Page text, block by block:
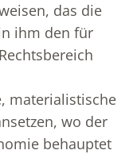
das die
ihm den für
materialistische
wo der
behauptet